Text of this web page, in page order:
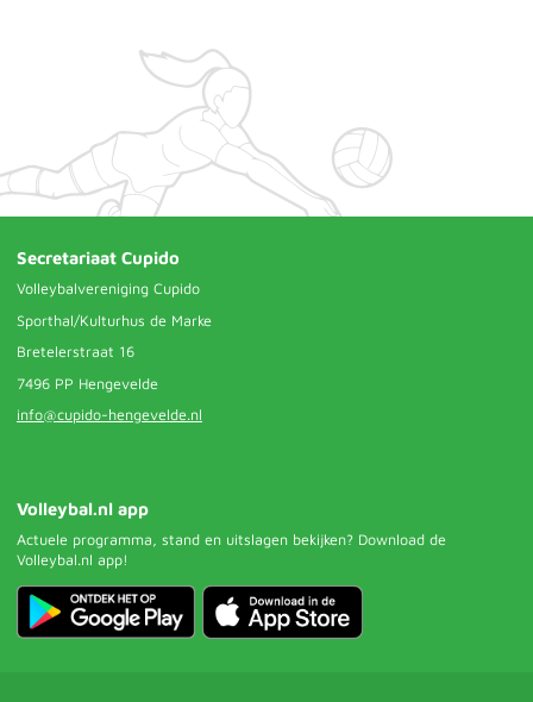
Secretariaat Cupido
Volleybalvereniging Cupido
Sporthal/Kulturhus de Marke
Bretelerstraat 16
7496 PP Hengevelde
info@cupido-hengevelde.nl
Volleybal.nl app
Actuele programma, stand en uitslagen bekijken? Download de
Volleybal.nl app!